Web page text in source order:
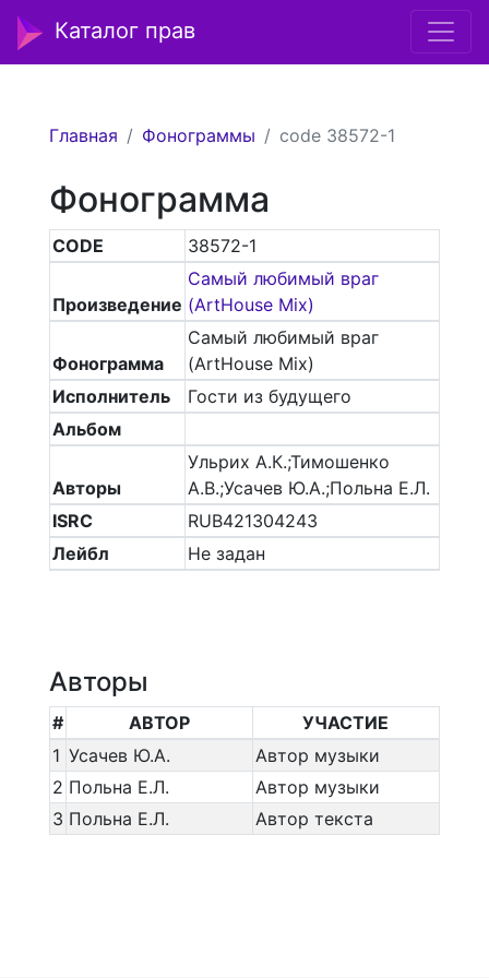
Каталог прав
Главная Фонограммы code 38572-1
Фонограмма
CODE 38572-1
Произведение
Самый любимый враг
(ArtHouse Mix)
Фонограмма
Самый любимый враг
(ArtHouse Mix)
Исполнитель
Гости из будущего
Альбом
Авторы
Ульрих А.К.;Тимошенко
А.В.;Усачев Ю.А.;Польна Е.Л.
ISRC
RUB421304243
Лейбл
Не задан
Авторы
# АВТОР
УЧАСТИЕ
1 Усачев Ю.А.
Автор музыки
2 Польна Е.Л.
Автор музыки
3 Польна Е.Л. Автор текста